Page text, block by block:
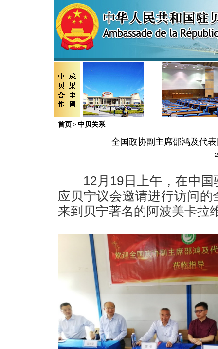
首页 > 中贝关系
全国政协副主席邵鸿及代
12月19日上午，在中
应贝宁议会邀请进行访问
来到贝宁著名的阿波美卡拉